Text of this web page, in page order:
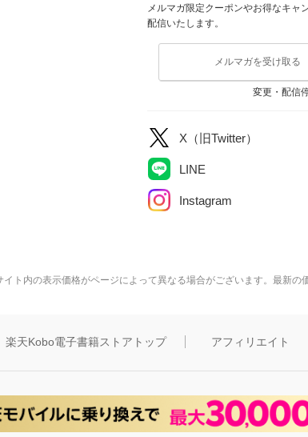
メルマガ限定クーポンやお得なキャ
配信いたします。
メルマガを受け取る
変更・配信
X（旧Twitter）
LINE
Instagram
ト内の表示価格がページによって異なる場合がございます。最新の
楽天Kobo電子書籍ストアトップ アフィリエイト